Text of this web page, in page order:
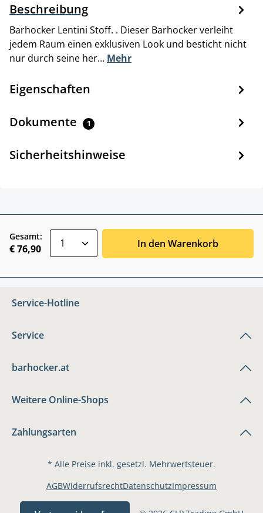
Beschreibung
Barhocker Lentini Stoff. . Dieser Barhocker verleiht
jedem Raum einen exklusiven Look und besticht nicht
nur durch seine her… Mehr
Eigenschaften
Dokumente 1
Sicherheitshinweise
Gesamt:
€ 76,90 In den Warenkorb
Service-Hotline
Service
barhocker.at
Weitere Online-Shops
Zahlungsarten
* Alle Preise inkl. gesetzl. Mehrwertsteuer.
AGBWiderrufsrechtDatenschutzImpressum